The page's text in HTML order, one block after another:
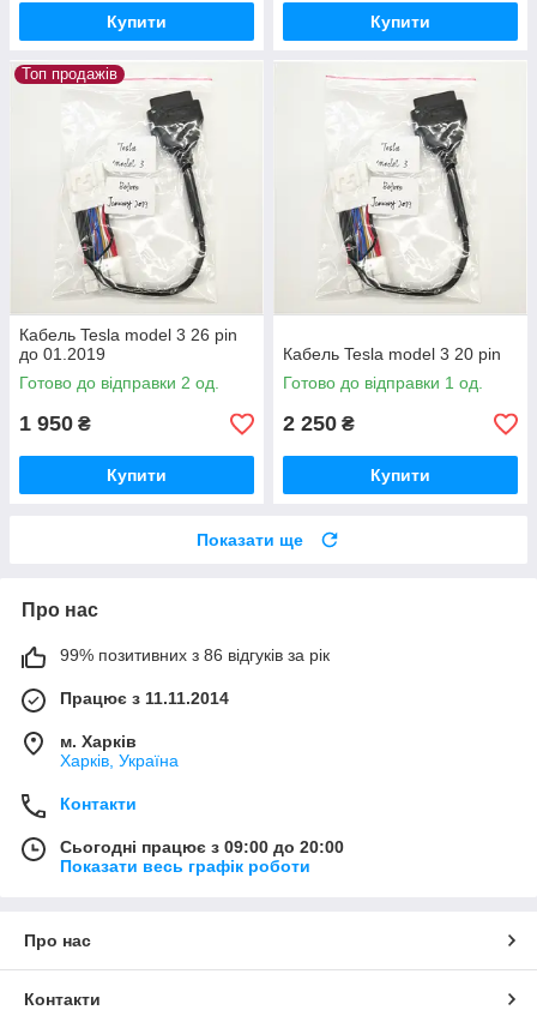
Купити Купити
Топ продажів
Кабель Tesla model 3 26 pin
до 01.2019
Готово до відправки 2 од.
1 950 ₴
Купити
Кабель Tesla model 3 20 pin
Готово до відправки 1 од.
2 250 ₴
Купити
Показати ще
Про нас
99% позитивних з 86 відгуків за рік
Працює з 11.11.2014
м. Харків
Харків, Україна
Контакти
Сьогодні працює з 09:00 до 20:00
Показати весь графік роботи
Про нас
Контакти